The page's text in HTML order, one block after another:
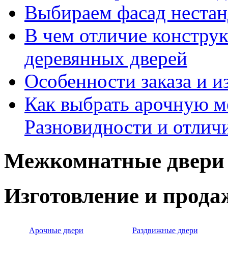
Выбираем фасад
В чем отличие
деревянных дверей
Особенности заказа и
Как выбрать арочную
Разновидности и
Межкомнатные двери
Изготовление и
Арочные двери Раздвижные двери